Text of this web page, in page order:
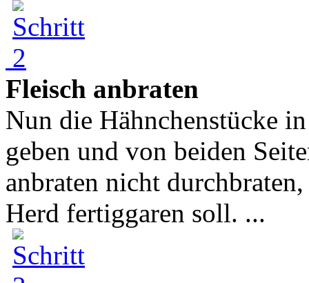
Fleisch anbraten
Nun die Hähnchenstücke
geben und von beiden
anbraten nicht
Herd fertiggaren soll. ...